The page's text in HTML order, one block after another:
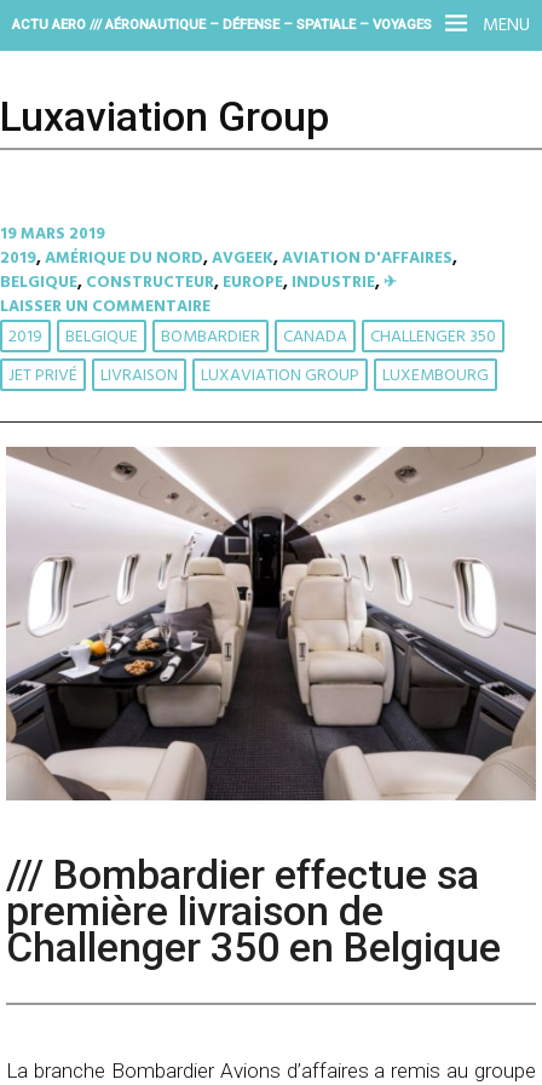
MENU
ACTU AERO /// AÉRONAUTIQUE – DÉFENSE – SPATIALE – VOYAGES
Luxaviation Group
19 MARS 2019
2019,AMÉRIQUE DU NORD,AVGEEK,AVIATION D'AFFAIRES,
BELGIQUE,CONSTRUCTEUR,EUROPE,INDUSTRIE,✈︎
LAISSER UN COMMENTAIRE
2019 BELGIQUE BOMBARDIER CANADA
CHALLENGER 350
JET PRIVÉ
LIVRAISON LUXAVIATION GROUP LUXEMBOURG
/// Bombardier effectue sa
première livraison de
Challenger 350 en Belgique
La branche Bombardier Avions d’affaires a remis au groupe